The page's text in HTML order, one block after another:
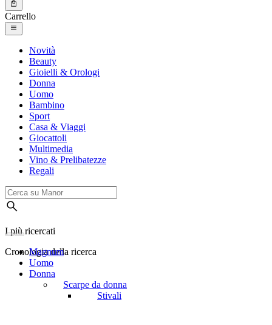
Carrello
Novità
Beauty
Gioielli & Orologi
Donna
Uomo
Bambino
Sport
Casa & Viaggi
Giocattoli
Multimedia
Vino & Prelibatezze
Regali
I più ricercati
Cronologia della ricerca
Magnum
Uomo
Donna
Scarpe da donna
Stivali